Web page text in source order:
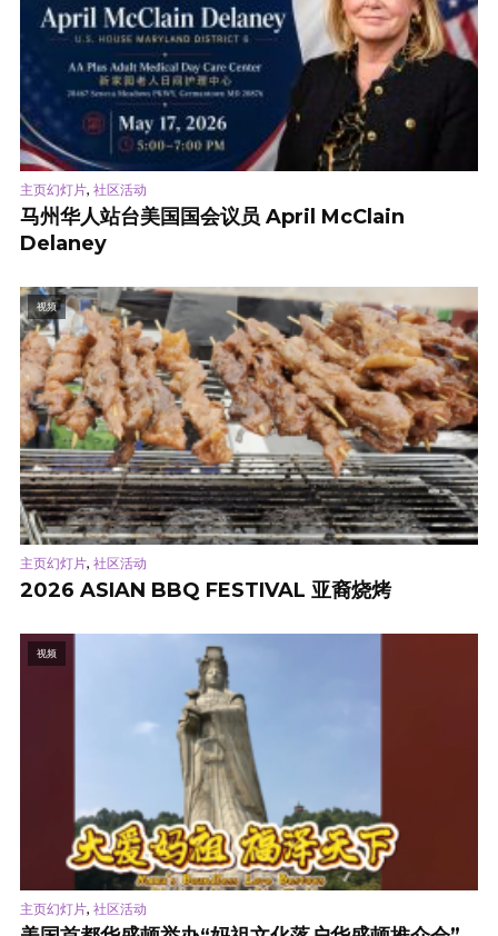
主页幻灯片, 社区活动
马州华人站台美国国会议员 April McClain
Delaney
视频
主页幻灯片, 社区活动
2026 ASIAN BBQ FESTIVAL 亚裔烧烤
视频
主页幻灯片, 社区活动